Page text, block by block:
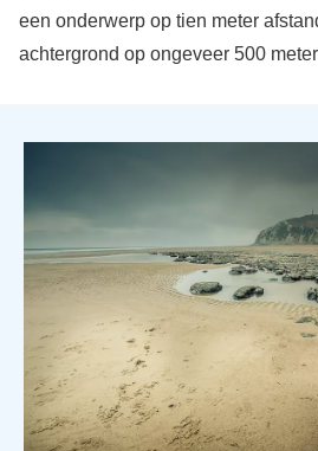
een onderwerp op tien meter
achtergrond op ongeveer 500